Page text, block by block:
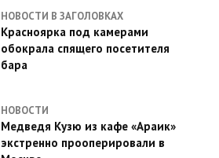
НОВОСТИ В ЗАГОЛОВКАХ
Красноярка под камерами
обокрала спящего посетителя
бара
НОВОСТИ
Медведя Кузю из кафе «Араик»
экстренно прооперировали в